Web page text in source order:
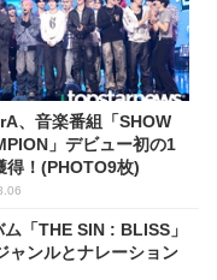
、音楽番組「SHOW
」デビュー初の1
得！(PHOTO9枚)
「THE SIN : BLISS」
ャンルとナレーション